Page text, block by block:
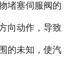
堵塞伺服阀的
向动作，导致
的未知，使汽